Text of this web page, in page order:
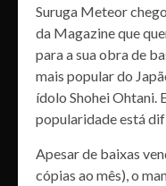
Suruga Meteor
da Magazine que
para a sua obra de
mais popular do
ídolo Shohei Ohtani.
popularidade está
Apesar de baixas
cópias ao mês), o